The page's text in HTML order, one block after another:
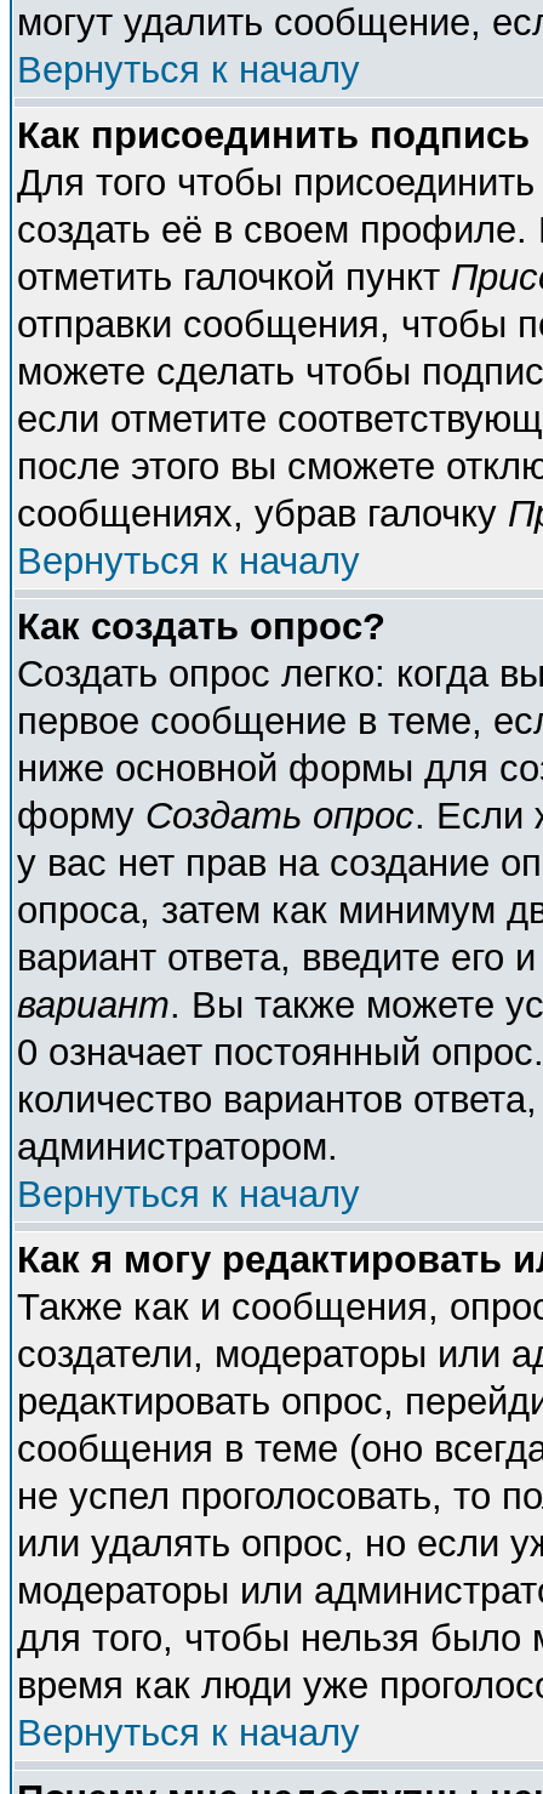
могут удалить сообщение,
Вернуться к началу
Как присоединить
Для того чтобы
создать её в своем
отметить галочкой пункт
отправки сообщения, чтобы
можете сделать чтобы
если отметите
после этого вы сможете
сообщениях, убрав галочку
Вернуться к началу
Как создать опрос?
Создать опрос легко: когда
первое сообщение в теме,
ниже основной формы для
форму Создать опрос. Если
у вас нет прав на создание
опроса, затем как минимум
вариант ответа, введите его
вариант. Вы также можете
0 означает постоянный
количество вариантов
администратором.
Вернуться к началу
Как я могу редактировать
Также как и сообщения,
создатели, модераторы или
редактировать опрос,
сообщения в теме (оно
не успел проголосовать, то
или удалять опрос, но если
модераторы или
для того, чтобы нельзя было
время как люди уже
Вернуться к началу